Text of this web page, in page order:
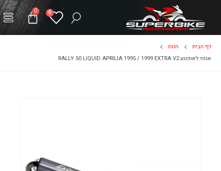
0
0
דף הבית
חנות
אגזוז לאופנוע RALLY 50 LIQUID APRILIA 1995 / 1999 EXTRA V2